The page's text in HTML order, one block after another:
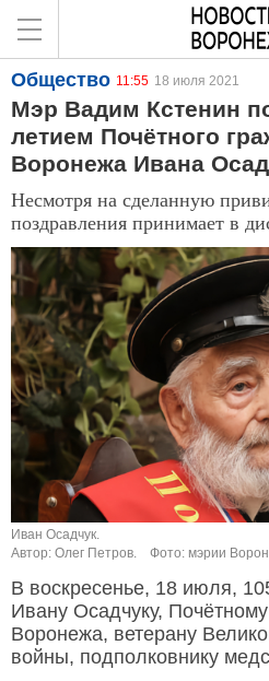
Общество 11:55 18 июля 2021
Мэр Вадим Кстенин
летием Почётного
Воронежа Ивана
Несмотря на сделанную
поздравления принимает в
Иван Осадчук.
Автор: Олег Петров.
Фото: мэрии
В воскресенье, 18 июля,
Ивану Осадчуку,
Воронежа, ветерану
войны, подполковнику